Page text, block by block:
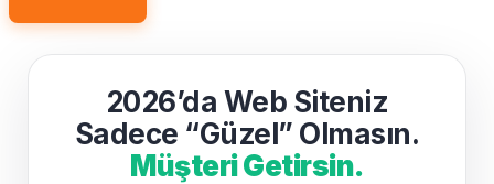
2026’da Web Siteniz
Sadece “Güzel” Olmasın.
Müşteri Getirsin.